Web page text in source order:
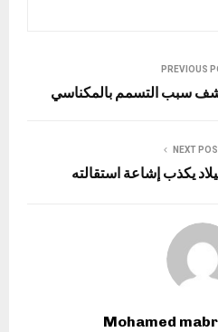
PREVIOUS
سبب التسمم بالمكناسي
NEXT
يكذب إشاعة استقالته
Mohamed